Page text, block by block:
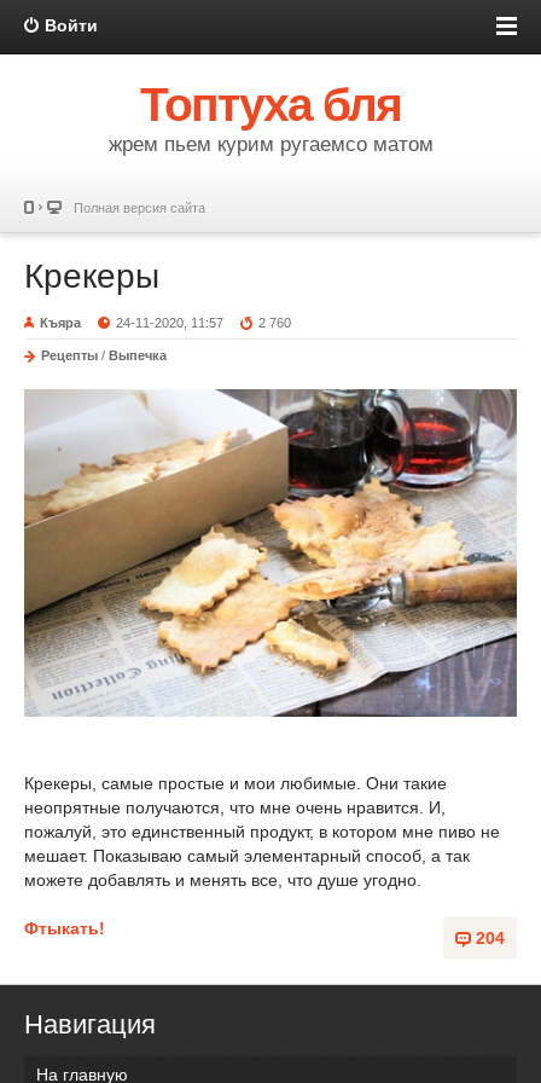
Войти
Топтуха бля
жрем пьем курим ругаемсо матом
Полная версия сайта
Крекеры
Къяра 24-11-2020, 11:57 2 760
Рецепты / Выпечка
Крекеры, самые простые и мои любимые. Они такие
неопрятные получаются, что мне очень нравится. И,
пожалуй, это единственный продукт, в котором мне пиво не
мешает. Показываю самый элементарный способ, а так
можете добавлять и менять все, что душе угодно.
204
Фтыкать!
Навигация
На главную